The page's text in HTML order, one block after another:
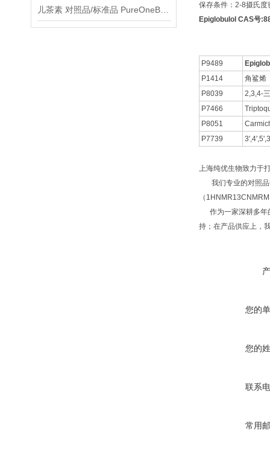
保存条件：2-8摄氏度
Epiglobulol CAS号
P9489
P1414
角鲨烯
P8039
2,3,4-
P7466
P8051
P7739
上海纯优生物致力于
我们专业的对照品
（
作为一家深耕多年
持；在产品供应上，
您的
您的
联系
常用